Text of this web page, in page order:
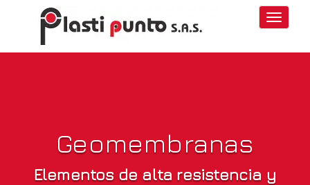
Toggle
Geomembranas
Elementos de alta resistencia y